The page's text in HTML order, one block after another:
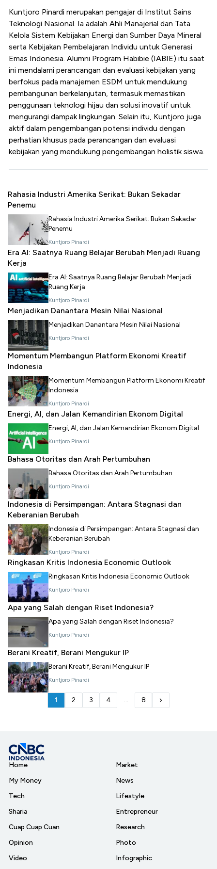
Kuntjoro Pinardi merupakan pengajar di Institut Sains
Teknologi Nasional. Ia adalah Ahli Manajerial dan Tata
Kelola Sistem Kebijakan Energi dan Sumber Daya Mineral
serta Kebijakan Pembelajaran Individu untuk Generasi
Emas Indonesia. Alumni Program Habibie (IABIE) itu saat
ini mendalami perancangan dan evaluasi kebijakan yang
berfokus pada manajemen ESDM untuk mendukung
pembangunan berkelanjutan, termasuk memastikan
penggunaan teknologi hijau dan solusi inovatif untuk
mengurangi dampak lingkungan. Selain itu, Kuntjoro juga
aktif dalam pengembangan potensi individu dengan
perhatian khusus pada perancangan dan evaluasi
kebijakan yang mendukung pengembangan holistik siswa.
Rahasia Industri Amerika Serikat: Bukan Sekadar
Penemu
Rahasia Industri Amerika Serikat: Bukan Sekadar
Penemu
Kuntjoro Pinardi
Era AI: Saatnya Ruang Belajar Berubah Menjadi Ruang
Kerja
Era AI: Saatnya Ruang Belajar Berubah Menjadi
Ruang Kerja
Kuntjoro Pinardi
Menjadikan Danantara Mesin Nilai Nasional
Menjadikan Danantara Mesin Nilai Nasional
Kuntjoro Pinardi
Momentum Membangun Platform Ekonomi Kreatif
Indonesia
Momentum Membangun Platform Ekonomi Kreatif
Indonesia
Kuntjoro Pinardi
Energi, AI, dan Jalan Kemandirian Ekonom Digital
Energi, AI, dan Jalan Kemandirian Ekonom Digital
Kuntjoro Pinardi
Bahasa Otoritas dan Arah Pertumbuhan
Bahasa Otoritas dan Arah Pertumbuhan
Kuntjoro Pinardi
Indonesia di Persimpangan: Antara Stagnasi dan
Keberanian Berubah
Indonesia di Persimpangan: Antara Stagnasi dan
Keberanian Berubah
Kuntjoro Pinardi
Ringkasan Kritis Indonesia Economic Outlook
Ringkasan Kritis Indonesia Economic Outlook
Kuntjoro Pinardi
Apa yang Salah dengan Riset Indonesia?
Apa yang Salah dengan Riset Indonesia?
Kuntjoro Pinardi
Berani Kreatif, Berani Mengukur IP
Berani Kreatif, Berani Mengukur IP
Kuntjoro Pinardi
1 2 3 4 ... 8
Home
My Money
Tech
Sharia
Cuap Cuap Cuan
Opinion
Video
Market
News
Lifestyle
Entrepreneur
Research
Photo
Infographic